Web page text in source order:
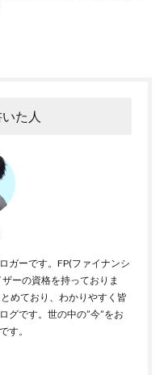
た人
ガーです。FP(ファイナンシ
ーの資格を持っておりま
めており、わかりやすく皆
グです。世の中の”今”をお
す。